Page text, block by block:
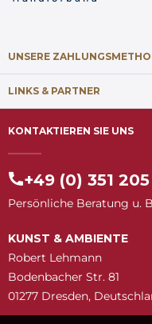
UNSERE
LINKS & PARTNER
KONTAKTIEREN SIE UNS
+49 (0) 351
Persönliche Beratung u.
KUNST & AMBIENTE
Robert Lehmann
Bodenbacher Str. 81
01277 Dresden,